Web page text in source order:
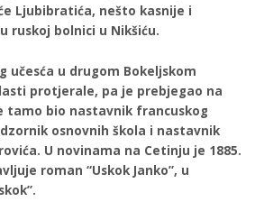
Ljubibratića, nešto kasnije i
ruskoj bolnici u Nikšiću.
učesća u drugom Bokeljskom
protjerale, pa je prebjegao na
tamo bio nastavnik francuskog
osnovnih škola i nastavnik
U novinama na Cetinju je 1885.
roman “Uskok Janko”, u